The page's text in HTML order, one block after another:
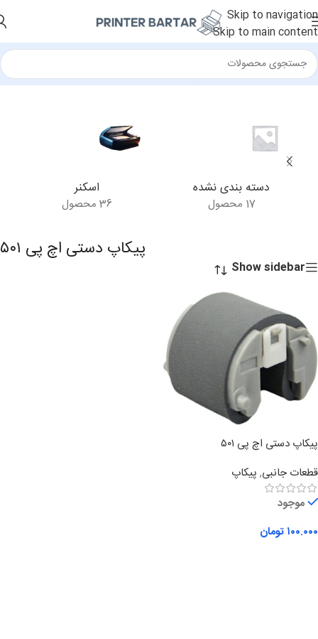
Skip to navigation
Skip to main content
خانه/محصولات برچسب خورده “پیکاپ دستی اچ پی ۵۰۱”
دسته بندی نشده
17 محصول
اسکنر
36 محصول
پیکاپ دستی اچ پی ۵۰۱
Show sidebar
پیکاپ دستی اچ پی ۵۰۱
قطعات جانبی, پیکاپ
موجود
۱۰۰.۰۰۰ تومان